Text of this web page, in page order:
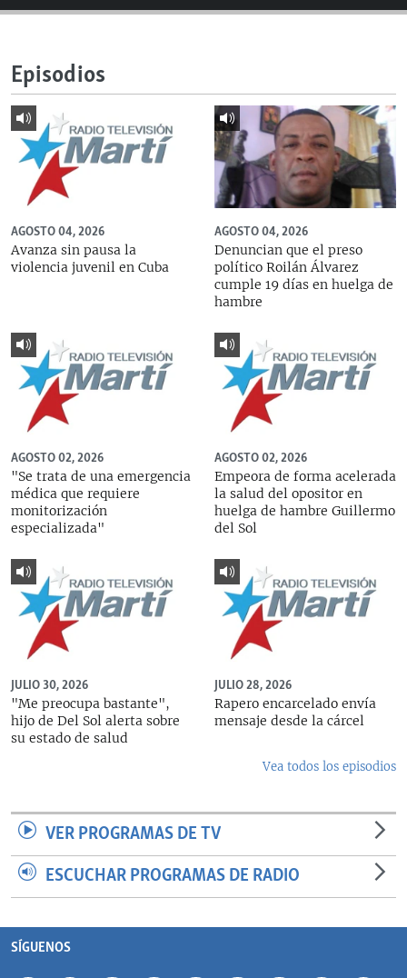
Episodios
AGOSTO 04, 2026
Avanza sin pausa la
violencia juvenil en Cuba
AGOSTO 04, 2026
Denuncian que el preso
político Roilán Álvarez
cumple 19 días en huelga de
hambre
AGOSTO 02, 2026
"Se trata de una emergencia
médica que requiere
monitorización
especializada"
AGOSTO 02, 2026
Empeora de forma acelerada
la salud del opositor en
huelga de hambre Guillermo
del Sol
JULIO 30, 2026
"Me preocupa bastante",
hijo de Del Sol alerta sobre
su estado de salud
JULIO 28, 2026
Rapero encarcelado envía
mensaje desde la cárcel
Vea todos los episodios
VER PROGRAMAS DE TV
ESCUCHAR PROGRAMAS DE RADIO
SÍGUENOS